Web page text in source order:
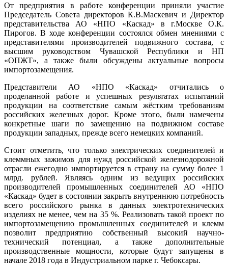
От предприятия в работе конференции приняли участие
Председатель Совета директоров К.В.Маскевич и Директор
представительства АО «НПО «Каскад» в г.Москве О.К.
Пирогов. В ходе конференции состоялся обмен мнениями с
представителями производителей подвижного состава, с
высшим руководством Чувашской Республики и НП
«ОПЖТ», а также были обсуждены актуальные вопросы
импортозамещения.
Представители АО «НПО «Каскад» отчитались о
проделанной работе и успешных результатах испытаний
продукции на соответствие самым жёстким требованиям
российских железных дорог. Кроме этого, были намечены
конкретные шаги по замещению на подвижном составе
продукции западных, прежде всего немецких компаний.
Стоит отметить, что только электрических соединителей и
клеммных зажимов для нужд российской железнодорожной
отрасли ежегодно импортируется в страну на сумму более 1
млрд. рублей. Являясь одним из ведущих российских
производителей промышленных соединителей АО «НПО
«Каскад» будет в состоянии закрыть внутреннюю потребность
всего российского рынка в данных электротехнических
изделиях не менее, чем на 35 %. Реализовать такой проект по
импортозамещению промышленных соединителей и клемм
позволит предприятию собственный высокий научно-
технический потенциал, а также дополнительные
производственные мощности, которые будут запущены в
начале 2018 года в Индустриальном парке г. Чебоксары.